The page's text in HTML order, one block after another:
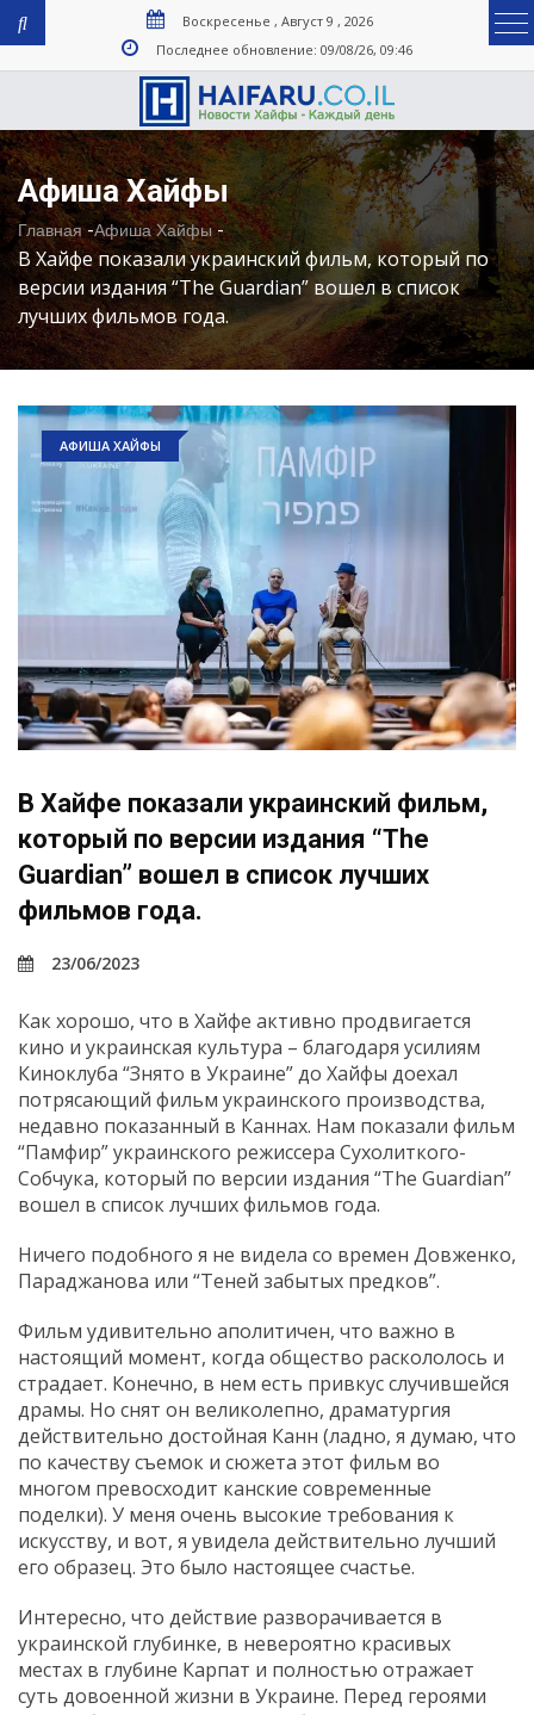
Воскресенье , Август 9 , 2026
Последнее обновление: 09/08/26, 09:46
Афиша Хайфы
Главная-Афиша Хайфы-
В Хайфе показали украинский фильм, который по
версии издания “The Guardian” вошел в список
лучших фильмов года.
АФИША ХАЙФЫ
В Хайфе показали украинский фильм,
который по версии издания “The
Guardian” вошел в список лучших
фильмов года.
23/06/2023
Как хорошо, что в Хайфе активно продвигается
кино и украинская культура – благодаря усилиям
Киноклуба “Знято в Украине” до Хайфы доехал
потрясающий фильм украинского производства,
недавно показанный в Каннах. Нам показали фильм
“Памфир” украинского режиссера Сухолиткого-
Собчука, который по версии издания “The Guardian”
вошел в список лучших фильмов года.
Ничего подобного я не видела со времен Довженко,
Параджанова или “Теней забытых предков”.
Фильм удивительно аполитичен, что важно в
настоящий момент, когда общество раскололось и
страдает. Конечно, в нем есть привкус случившейся
драмы. Но снят он великолепно, драматургия
действительно достойная Канн (ладно, я думаю, что
по качеству съемок и сюжета этот фильм во
многом превосходит канские современные
поделки). У меня очень высокие требования к
искусству, и вот, я увидела действительно лучший
его образец. Это было настоящее счастье.
Интересно, что действие разворачивается в
украинской глубинке, в невероятно красивых
местах в глубине Карпат и полностью отражает
суть довоенной жизни в Украине. Перед героями